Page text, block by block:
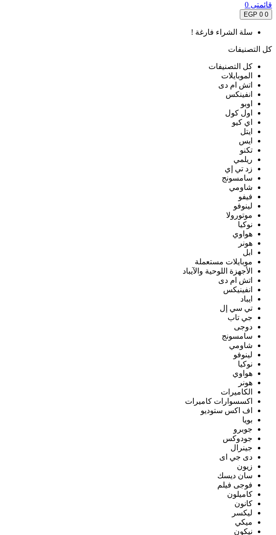
قائمتى 0
0
0 EGP
سلة الشراء فارغة !
كل التصنيفات
كل التصنيفات
الموبايلات
اتش ام دى
انفينكس
اوبو
اول كول
اي كيو
ايتل
ايس
تكنو
ريلمي
زد تي إي
سامسونج
شاومي
فيفو
لينوفو
موتورولا
نوكيا
هواوي
هونر
ابل
موبايلات مستعملة
الأجهزة اللوحية والآيباد
اتش ام دى
انفينيكس
ايباد
تي سي إل
جي تاب
دوجى
سامسونج
شاومي
لينوفو
نوكيا
هواوي
هونر
الكاميرات
اكسسوارات كاميرات
اف اكس ستوديو
بويا
جوبرو
جودوكس
جينرال
دى جي اى
زيون
سان ديسك
فوجى فيلم
كاميلون
كانون
ليكسر
ميكي
نيكون